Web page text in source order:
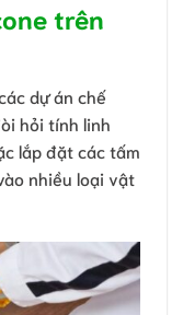
trên
dự án chế
hỏi tính linh
lắp đặt các tấm
nhiều loại vật